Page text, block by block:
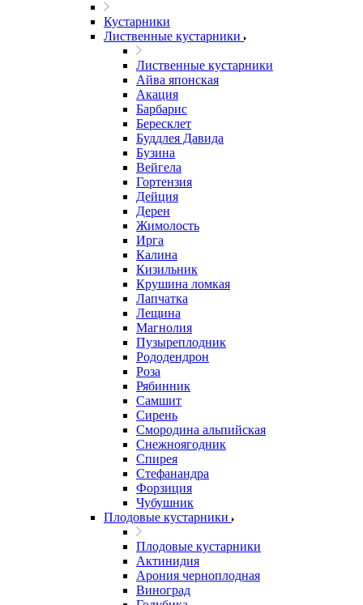
Кустарники
Лиственные кустарники
Лиственные кустарники
Айва японская
Акация
Барбарис
Бересклет
Буддлея Давида
Бузина
Вейгела
Гортензия
Дейция
Дерен
Жимолость
Ирга
Калина
Кизильник
Крушина ломкая
Лапчатка
Лещина
Магнолия
Пузыреплодник
Рододендрон
Роза
Рябинник
Самшит
Сирень
Смородина альпийская
Снежноягодник
Спирея
Стефанандра
Форзиция
Чубушник
Плодовые кустарники
Плодовые кустарники
Актинидия
Арония черноплодная
Виноград